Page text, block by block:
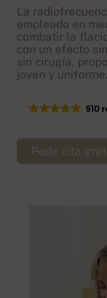
La
empleado en
combatir la
con un efecto
sin cirugía,
joven y uniforme.
910
Pedir cita